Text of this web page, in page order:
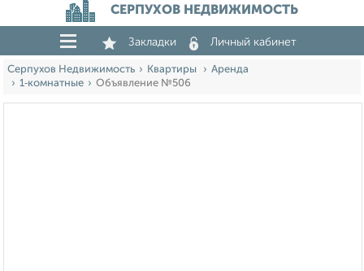
СЕРПУХОВ НЕДВИЖИМОСТЬ
Закладки Личный кабинет
Серпухов Недвижимость Квартиры
Аренда
1‑комнатные
Объявление №506